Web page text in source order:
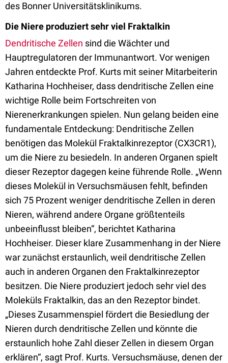
des Bonner Universitätsklinikums.
Die Niere produziert sehr viel Fraktalkin
Dendritische Zellen sind die Wächter und
Hauptregulatoren der Immunantwort. Vor wenigen
Jahren entdeckte Prof. Kurts mit seiner Mitarbeiterin
Katharina Hochheiser, dass dendritische Zellen eine
wichtige Rolle beim Fortschreiten von
Nierenerkrankungen spielen. Nun gelang beiden eine
fundamentale Entdeckung: Dendritische Zellen
benötigen das Molekül Fraktalkinrezeptor (CX3CR1),
um die Niere zu besiedeln. In anderen Organen spielt
dieser Rezeptor dagegen keine führende Rolle. „Wenn
dieses Molekül in Versuchsmäusen fehlt, befinden
sich 75 Prozent weniger dendritische Zellen in deren
Nieren, während andere Organe größtenteils
unbeeinflusst bleiben“, berichtet Katharina
Hochheiser. Dieser klare Zusammenhang in der Niere
war zunächst erstaunlich, weil dendritische Zellen
auch in anderen Organen den Fraktalkinrezeptor
besitzen. Die Niere produziert jedoch sehr viel des
Moleküls Fraktalkin, das an den Rezeptor bindet.
„Dieses Zusammenspiel fördert die Besiedlung der
Nieren durch dendritische Zellen und könnte die
erstaunlich hohe Zahl dieser Zellen in diesem Organ
erklären“, sagt Prof. Kurts. Versuchsmäuse, denen der